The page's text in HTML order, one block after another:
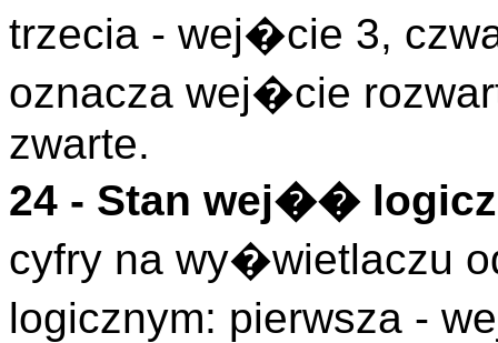
trzecia - wej�cie 3,
oznacza wej�cie
zwarte.
24 - Stan wej��
cyfry na wy�wietlaczu
logicznym: pierwsza -